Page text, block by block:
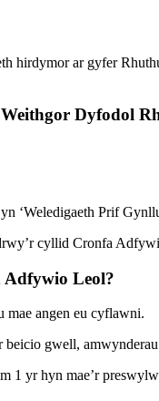
hirdymor ar gyfer
Dyfodol
‘Weledigaeth Prif
cyllid Cronfa
Adfywio Leol?
angen eu cyflawni.
gwell, amwynderau
yr hyn mae’r